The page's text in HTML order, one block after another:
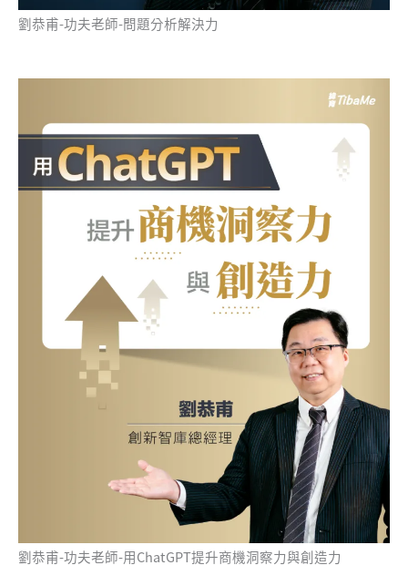
劉恭甫-功夫老師-問題分析解決力
劉恭甫-功夫老師-用ChatGPT提升商機洞察力與創造力